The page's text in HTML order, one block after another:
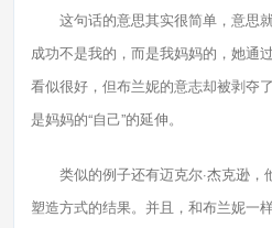
这句话的意思其实很简单，意思
成功不是我的，而是我妈妈的，她通
看似很好，但布兰妮的意志却被剥夺
是妈妈的“自己”的延伸。
类似的例子还有迈克尔·杰克逊，
塑造方式的结果。并且，和布兰妮一